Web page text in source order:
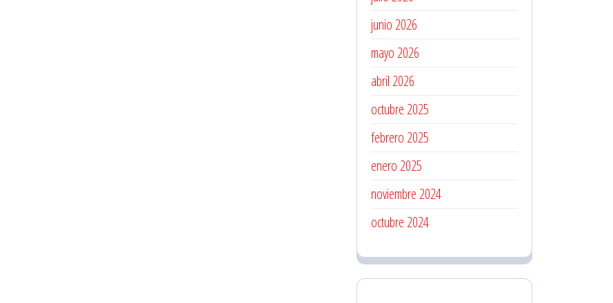
junio 2026
mayo 2026
abril 2026
octubre 2025
febrero 2025
enero 2025
noviembre 2024
octubre 2024